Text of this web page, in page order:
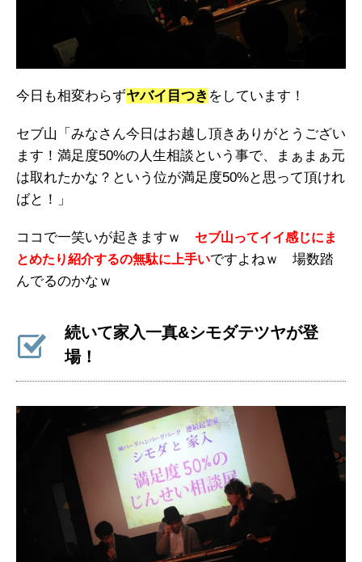
今日も相変わらずヤバイ目つき をしています！
セブ山「みなさん今日はお越し頂きありがとうござい
ます！満足度50%の人生相談という事で、まぁまぁ元
は取れたかな？という位が満足度50%と思って頂けれ
ばと！」
ココで一笑いが起きますｗ
セブ山ってイイ感じにま
とめたり紹介するの無駄に上手いですよねｗ 場数踏
んでるのかなｗ
続いて家入一真&シモダテツヤが登
場！